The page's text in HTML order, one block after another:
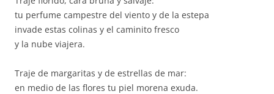
tu perfume campestre del viento y de la estepa
invade estas colinas y el caminito fresco
y la nube viajera.
Traje de margaritas y de estrellas de mar:
en medio de las flores tu piel morena exuda.